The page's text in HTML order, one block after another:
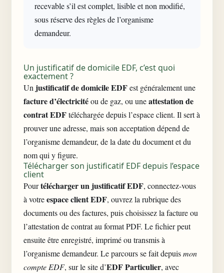
recevable s’il est complet, lisible et non modifié,
sous réserve des règles de l’organisme
demandeur.
Un justificatif de domicile EDF, c’est quoi
exactement ?
Un justificatif de domicile EDFest généralement une
facture d’électricitéou de gaz, ou uneattestation de
contrat EDFtéléchargée depuis l’espace client. Il sert à
prouver une adresse, mais son acceptation dépend de
l’organisme demandeur, de la date du document et du
nom qui y figure.
Télécharger son justificatif EDF depuis l’espace
client
Pourtélécharger un justificatif EDF, connectez-vous
à votreespace client EDF, ouvrez la rubrique des
documents ou des factures, puis choisissez la facture ou
l’attestation de contrat au format PDF. Le fichier peut
ensuite être enregistré, imprimé ou transmis à
l’organisme demandeur. Le parcours se fait depuismon
compte EDF, sur le site d’EDF Particulier, avec